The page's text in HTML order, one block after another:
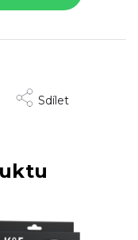
Sdílet